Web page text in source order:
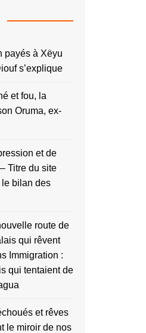
payés à Xëyu
s’explique
et fou, la
Oruma, ex-
et de
Titre du site
le bilan des
route de
qui rêvent
Immigration :
qui tentaient de
et rêves
le miroir de nos